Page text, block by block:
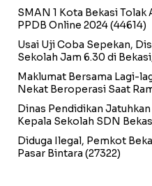
SMAN 1 Kota Bekasi
PPDB Online 2024(44614)
Usai Uji Coba Sepekan,
Sekolah Jam 6.30 di
Maklumat Bersama Lagi-
Nekat Beroperasi Saat
Dinas Pendidikan
Kepala Sekolah SDN
Diduga Ilegal, Pemkot
Pasar Bintara (27322)